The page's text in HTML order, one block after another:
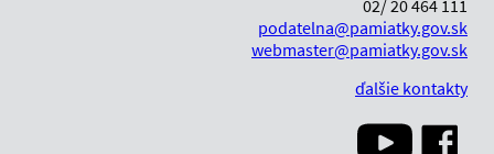
02/ 20 464 111
podatelna@pamiatky.gov.sk
webmaster@pamiatky.gov.sk
ďalšie kontakty